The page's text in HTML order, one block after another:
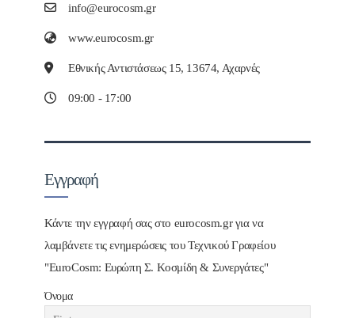
info@eurocosm.gr
www.eurocosm.gr
Εθνικής Αντιστάσεως 15, 13674, Αχαρνές
09:00 - 17:00
Εγγραφή
Κάντε την εγγραφή σας στο eurocosm.gr για να
λαμβάνετε τις ενημερώσεις του Τεχνικού Γραφείου
"EuroCosm: Ευρώπη Σ. Κοσμίδη & Συνεργάτες"
Όνομα